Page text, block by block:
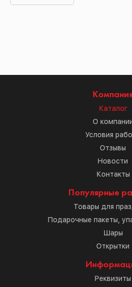
Каталог
О
Условия
Отзывы
Новости
Контакты
Популярные
Товары для
Подарочные пакеты,
Шары
Открытки
Реквизиты